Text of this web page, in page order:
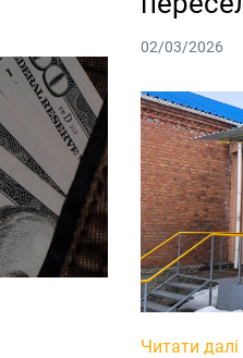
02/03/2026
Читати далі